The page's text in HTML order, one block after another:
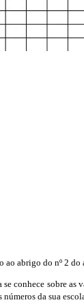
abrigo do nº 2 do
conhece sobre
da sua